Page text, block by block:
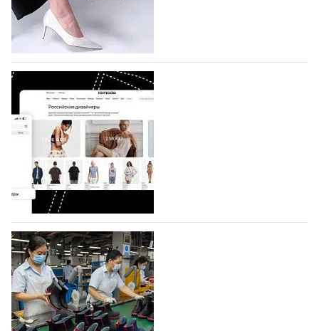
по 1 октября, уже подано 1047 заявок. Примерно
половину из них (494) прислали дизайнеры,
коллекции которых не были представлены в…
07.08.2026 593
BALLINA представит свои новинки на Euro
Shoes
Компания BALLINA Guangzhou Lihuang Footwear
Co., Ltd., основанная в 2011 году и расположенная в
Гуанчжоу, столице моды Китая, является
профессиональной обувной компанией,
объединяющей разработку, производство и…
07.08.2026 449
На платформе Lamoda - новый раздел и
условия продвижения локальных
дизайнерских марок
Российский маркетплейс Lamoda решил обновить